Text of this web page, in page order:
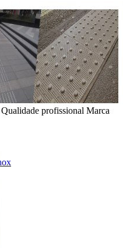
profissional Marca